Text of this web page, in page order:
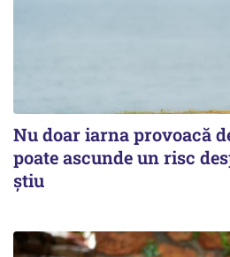
Nu doar iarna provoacă
poate ascunde un risc
știu